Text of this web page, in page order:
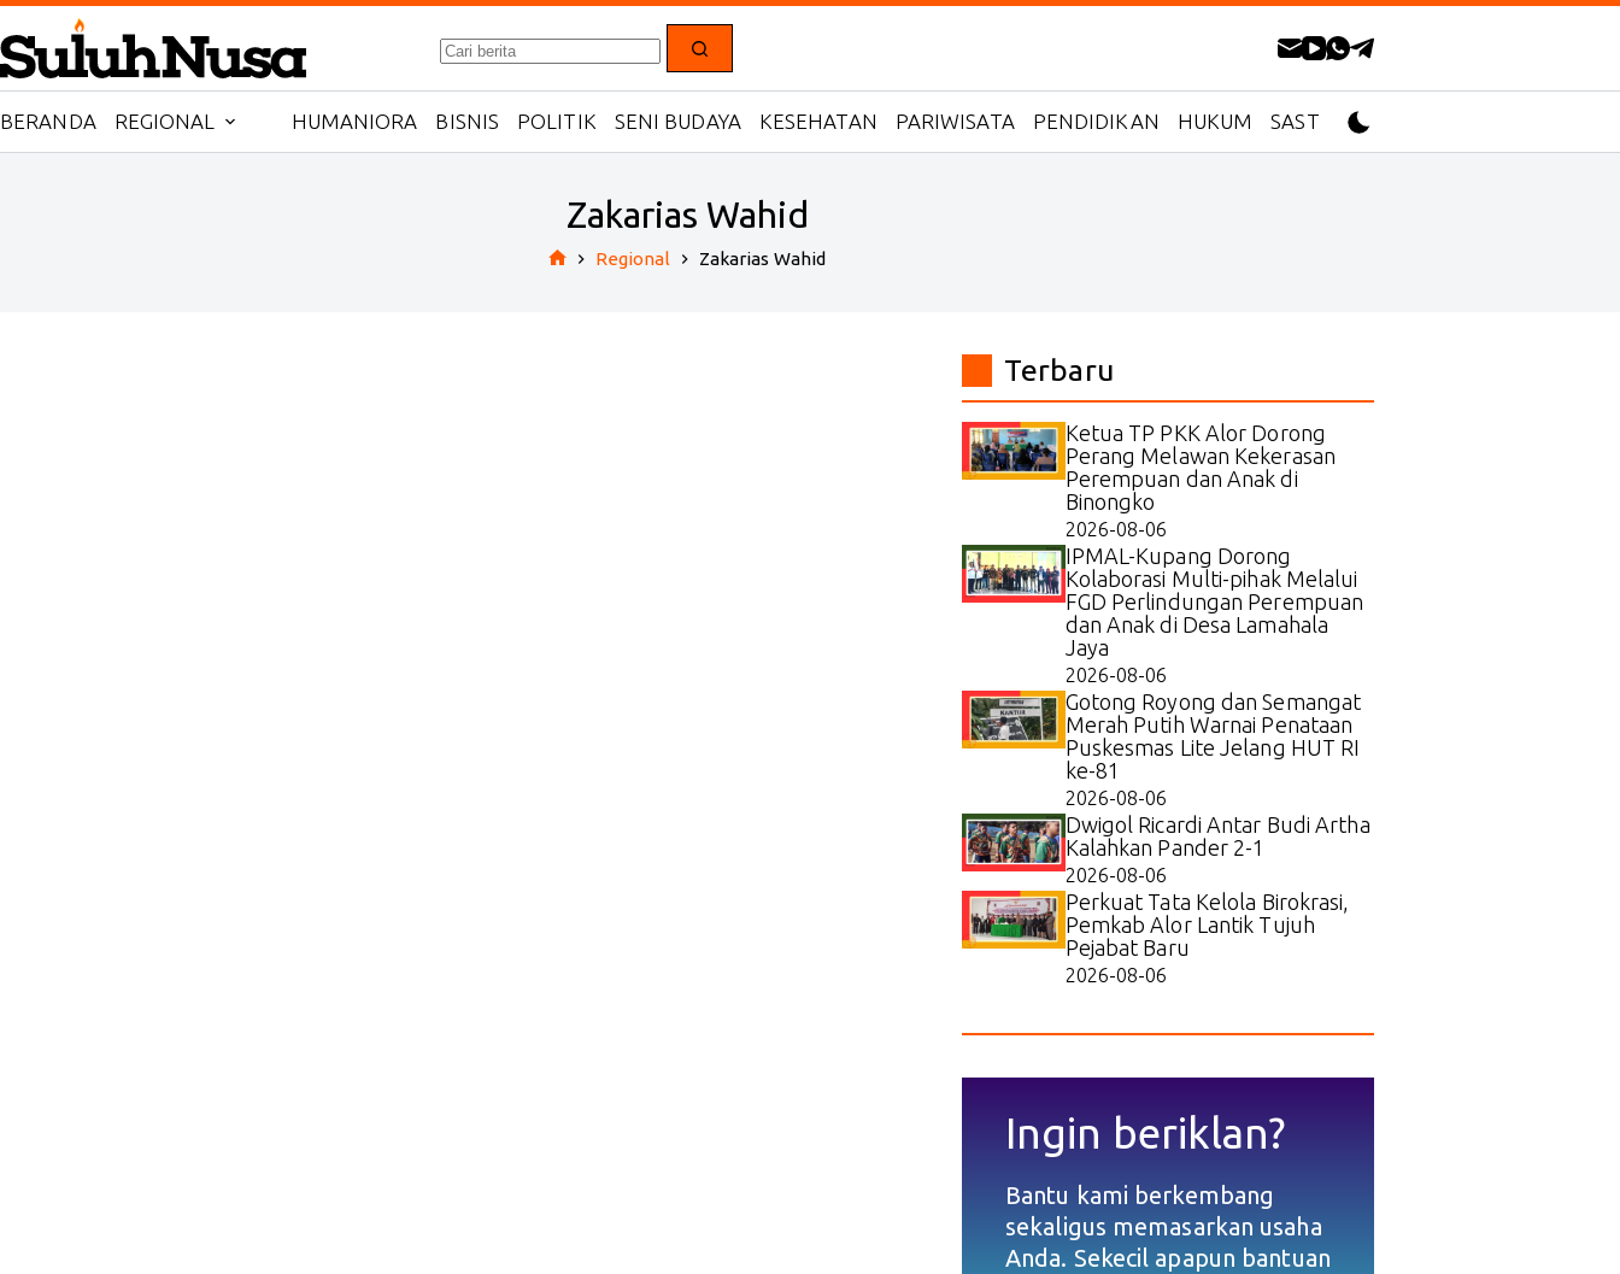
Skip
to
content
No
results
BERANDA REGIONAL HUMANIORA BISNIS POLITIK SENI BUDAYA KESEHATAN PARIWISATA PENDIDIKAN HUKUM SASTRA
Zakarias Wahid
Regional Zakarias Wahid
Terbaru
Ketua TP PKK Alor Dorong
Perang Melawan Kekerasan
Perempuan dan Anak di
Binongko
2026-08-06
IPMAL-Kupang Dorong
Kolaborasi Multi-pihak Melalui
FGD Perlindungan Perempuan
dan Anak di Desa Lamahala
Jaya
2026-08-06
Gotong Royong dan Semangat
Merah Putih Warnai Penataan
Puskesmas Lite Jelang HUT RI
ke-81
2026-08-06
Dwigol Ricardi Antar Budi Artha
Kalahkan Pander 2-1
2026-08-06
Perkuat Tata Kelola Birokrasi,
Pemkab Alor Lantik Tujuh
Pejabat Baru
2026-08-06
Ingin beriklan?
Bantu kami berkembang
sekaligus memasarkan usaha
Anda. Sekecil apapun bantuan